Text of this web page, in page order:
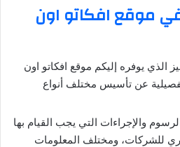
موقع افكاتو اون
الذي يوفره إليكم موقع افكاتو اون
عن تأسيس مختلف أنواع
والإجراءات التي يجب القيام بها
للشركات، ومختلف المعلومات